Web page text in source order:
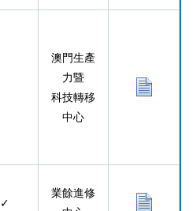
澳門生產
力暨
科技轉移
中心
✓
業餘進修